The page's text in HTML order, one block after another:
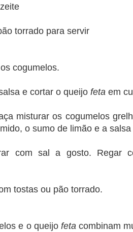
torrado para servir
cogumelos.
e cortar o queijo feta em
misturar os cogumelos
o sumo de limão e a
com sal a gosto. Regar
tostas ou pão torrado.
e o queijofeta combinam